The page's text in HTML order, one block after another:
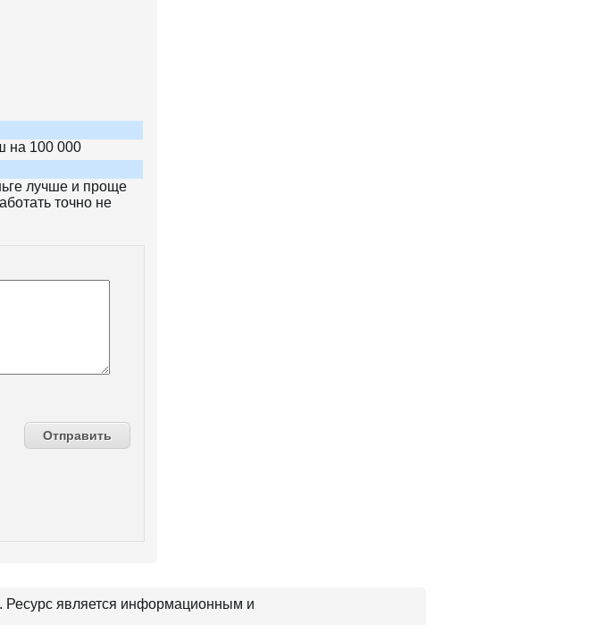
на 100 000
лучше и проще
точно не
Ресурс является информационным и